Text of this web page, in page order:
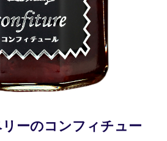
ーのコンフィチュー